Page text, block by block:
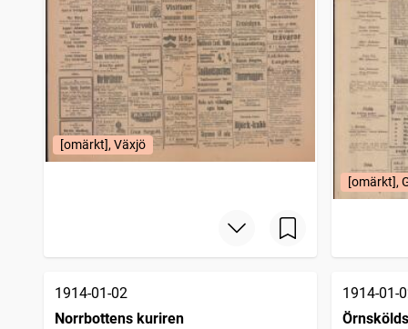
[omärkt], Växjö
[omärkt],
1914-01-02
Norrbottens kuriren
1914-01-